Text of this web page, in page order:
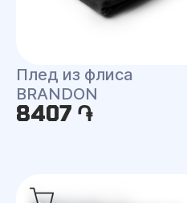
Плед из флиса
BRANDON
8407 ֏